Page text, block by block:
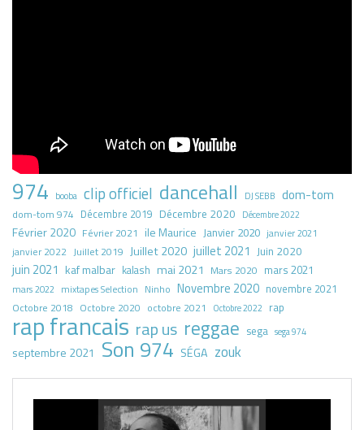
974 booba clip officiel dancehall DJ SEBB dom-tom
dom-tom 974 Décembre 2019 Décembre 2020 Décembre 2022
Février 2020 Février 2021 ile Maurice Janvier 2020 janvier 2021
janvier 2022 Juillet 2019 Juillet 2020 juillet 2021 Juin 2020
juin 2021 kaf malbar kalash mai 2021 Mars 2020 mars 2021
mars 2022 mixtapes Selection Ninho Novembre 2020 novembre 2021
Octobre 2018 Octobre 2020 octobre 2021 Octobre 2022 rap
rap francais rap us reggae sega sega 974
septembre 2021 Son 974 SÉGA zouk